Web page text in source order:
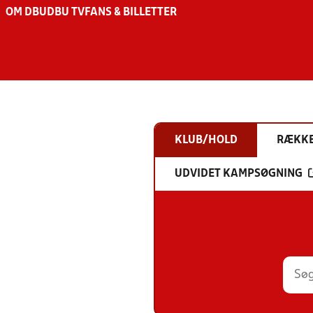
OM DBU DBU TV FANS & BILLETTER
KLUB/HOLD
UDVIDET KAMPSØGNING